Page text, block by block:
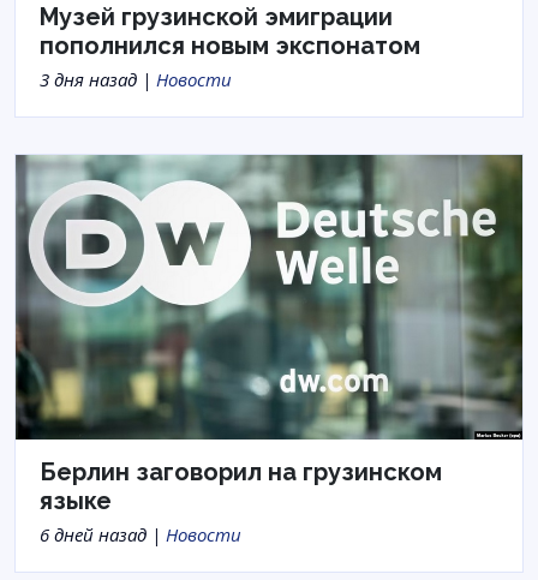
Музей грузинской эмиграции
пополнился новым экспонатом
3 дня назад | Новости
Берлин заговорил на грузинском
языке
6 дней назад | Новости